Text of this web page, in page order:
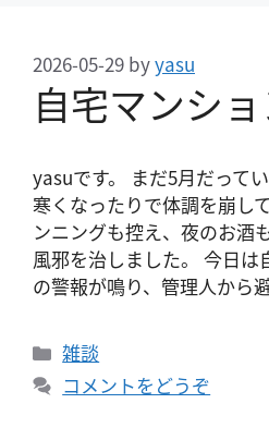
自宅マンシ
2026-05-29 byyasu
yasuです。 まだ5月だって
寒くなったりで体調を崩し
ンニングも控え、夜のお酒
風邪を治しました。 今日
の警報が鳴り、管理人から
カ
テ
ゴ
雑談
コメントをどうぞ